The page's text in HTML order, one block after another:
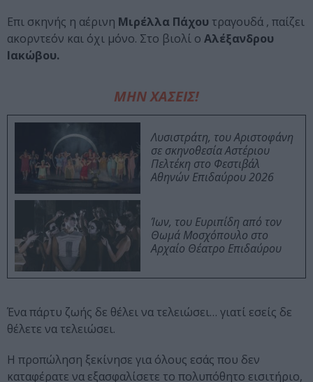
Eπι σκηνής η αέρινη Μιρέλλα Πάχου τραγουδά , παίζει
ακορντεόν και όχι μόνο. Στο βιολί ο Αλέξανδρου
Ιακώβου.
ΜΗΝ ΧΑΣΕΙΣ!
Λυσιστράτη, του Αριστοφάνη
σε σκηνοθεσία Αστέριου
Πελτέκη στο Φεστιβάλ
Αθηνών Επιδαύρου 2026
Ίων, του Ευριπίδη από τον
Θωμά Μοσχόπουλο στο
Αρχαίο Θέατρο Επιδαύρου
Ένα πάρτυ ζωής δε θέλει να τελειώσει… γιατί εσείς δε
θέλετε να τελειώσει.
Η προπώληση ξεκίνησε για όλους εσάς που δεν
καταφέρατε να εξασφαλίσετε το πολυπόθητο εισιτήριο,